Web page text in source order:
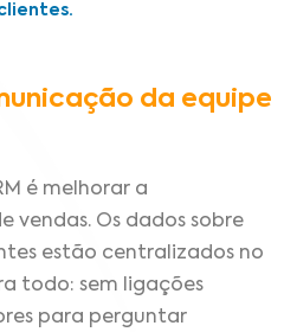
da equipe
é melhorar a
vendas. Os dados sobre
estão centralizados no
todo: sem ligações
para perguntar